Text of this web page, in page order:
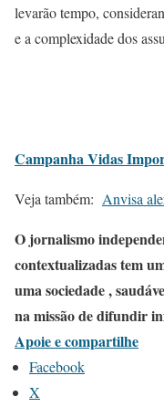
levarão tempo,
e a complexidade dos
Campanha Vidas
Veja também: Anvisa
O jornalismo
contextualizadas tem
uma sociedade ,
na missão de difundir
Apoie e compartilhe
Facebook
X